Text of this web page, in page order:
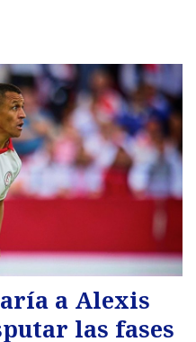
a Alexis
las fases